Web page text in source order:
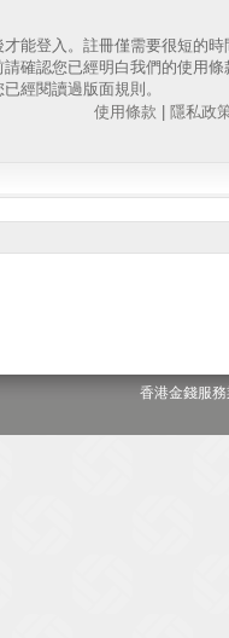
才能登入。註冊僅需要很短的
請確認您已經明白我們的使用
經閱讀過版面規則。
使用條款
隱私政
香港金錢服